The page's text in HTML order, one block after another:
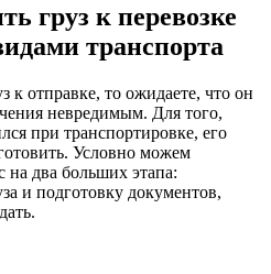
груз к перевозке
транспорта
к отправке, то ожидаете, что он
невредимым. Для того,
при транспортировке, его
Условно можем
на два больших этапа:
и подготовку документов,